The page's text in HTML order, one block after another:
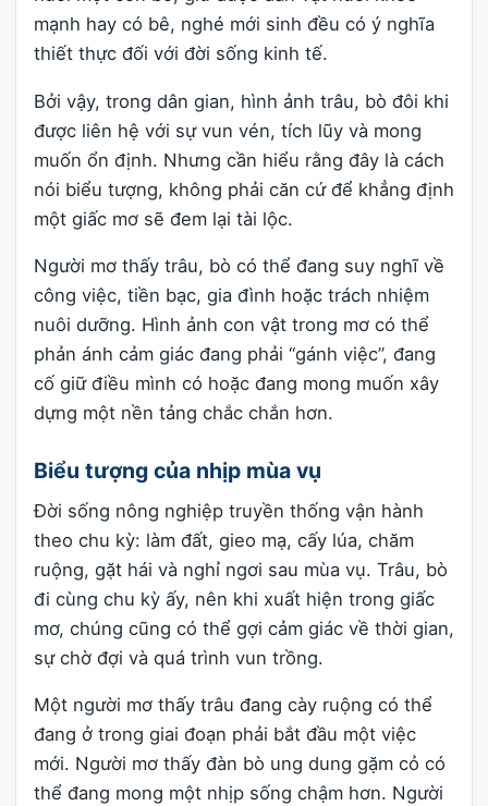
mạnh hay có bê, nghé mới sinh đều có ý nghĩa
thiết thực đối với đời sống kinh tế.
Bởi vậy, trong dân gian, hình ảnh trâu, bò đôi khi
được liên hệ với sự vun vén, tích lũy và mong
muốn ổn định. Nhưng cần hiểu rằng đây là cách
nói biểu tượng, không phải căn cứ để khẳng định
một giấc mơ sẽ đem lại tài lộc.
Người mơ thấy trâu, bò có thể đang suy nghĩ về
công việc, tiền bạc, gia đình hoặc trách nhiệm
nuôi dưỡng. Hình ảnh con vật trong mơ có thể
phản ánh cảm giác đang phải “gánh việc”, đang
cố giữ điều mình có hoặc đang mong muốn xây
dựng một nền tảng chắc chắn hơn.
Biểu tượng của nhịp mùa vụ
Đời sống nông nghiệp truyền thống vận hành
theo chu kỳ: làm đất, gieo mạ, cấy lúa, chăm
ruộng, gặt hái và nghỉ ngơi sau mùa vụ. Trâu, bò
đi cùng chu kỳ ấy, nên khi xuất hiện trong giấc
mơ, chúng cũng có thể gợi cảm giác về thời gian,
sự chờ đợi và quá trình vun trồng.
Một người mơ thấy trâu đang cày ruộng có thể
đang ở trong giai đoạn phải bắt đầu một việc
mới. Người mơ thấy đàn bò ung dung gặm cỏ có
thể đang mong một nhịp sống chậm hơn. Người